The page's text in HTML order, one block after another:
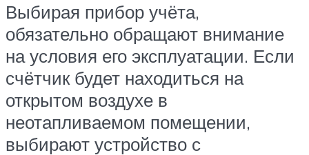
Выбирая прибор учёта,
обязательно обращают внимание
на условия его эксплуатации. Если
счётчик будет находиться на
открытом воздухе в
неотапливаемом помещении,
выбирают устройство с